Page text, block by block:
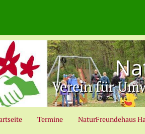
Verein für
Termine NaturFreundehaus